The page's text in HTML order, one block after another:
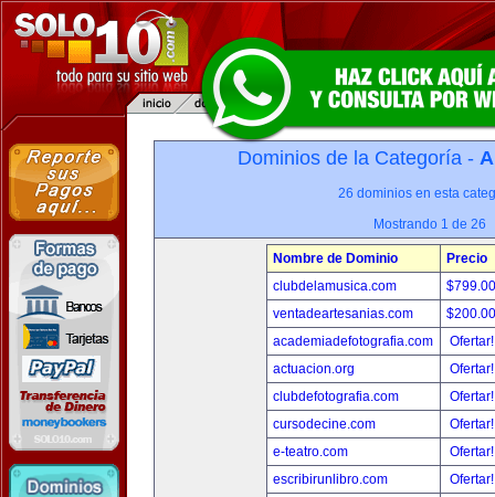
Dominios de la Categoría -
26 dominios en esta
Mostrando 1 de 26
Nombre de Dominio
Precio
clubdelamusica.com
ventadeartesanias.com
academiadefotografia.com
actuacion.org
clubdefotografia.com
cursodecine.com
e-teatro.com
escribirunlibro.com